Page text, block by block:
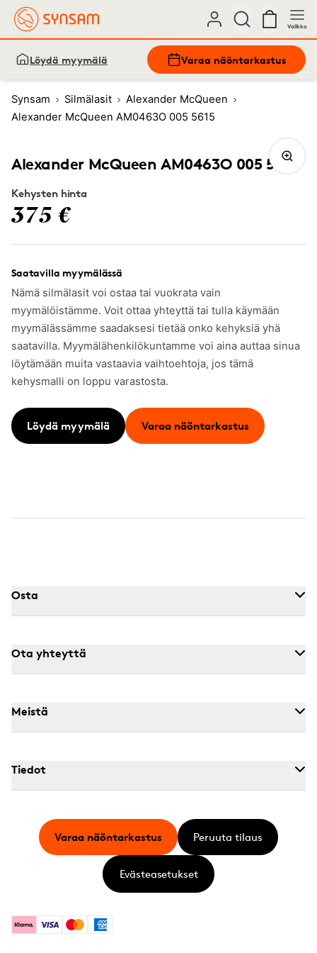
Valikko
Löydä myymälä Varaa näöntarkastus
Synsam Silmälasit
Alexander McQueen
Alexander McQueen AM0463O 005 5615
Alexander McQueen AM0463O 005 5615
Kehysten hinta
375 €
Saatavilla myymälässä
Nämä silmälasit voi ostaa tai vuokrata vain
myymälöistämme. Voit ottaa yhteyttä tai tulla käymään
myymälässämme saadaksesi tietää onko kehyksiä yhä
saatavilla. Myymälähenkilökuntamme voi aina auttaa sinua
löytämään muita vastaavia vaihtoehtoja, jos tämä
kehysmalli on loppu varastosta.
Löydä myymälä Varaa näöntarkastus
Osta
Ota yhteyttä
Meistä
Tiedot
KlarnaVisa MastercardAmerican Express
Varaa näöntarkastus Peruuta tilaus
Evästeasetukset